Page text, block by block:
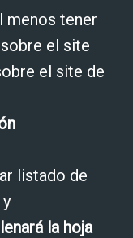
menos tener
el site
el site de
listado de
la hoja